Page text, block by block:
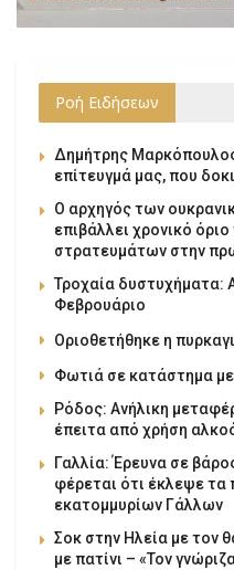
Ροή Ειδήσεων
Δημήτρης
επίτευγμά μας, που
Ο αρχηγός των
επιβάλλει χρονικό
στρατευμάτων στην
Τροχαία δυστυχήματα:
Φεβρουάριο
Οριοθετήθηκε η
Φωτιά σε κατάστημα με
Ρόδος: Ανήλικη
έπειτα από χρήση
Γαλλία: Έρευνα σε
φέρεται ότι έκλεψε τα
εκατομμυρίων Γάλλων
Σοκ στην Ηλεία με τον
με πατίνι – «Τον